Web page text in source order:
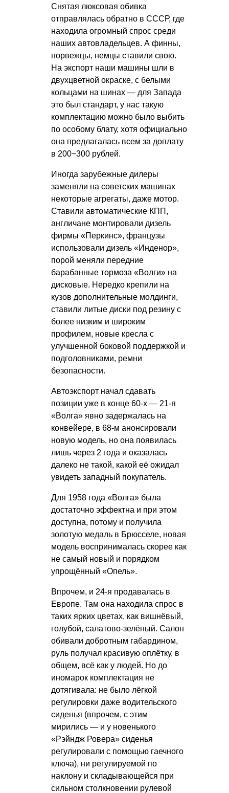
Снятая люксовая обивка
отправлялась обратно в СССР, где
находила огромный спрос среди
наших автовладельцев. А финны,
норвежцы, немцы ставили свою.
На экспорт наши машины шли в
двухцветной окраске, с белыми
кольцами на шинах — для Запада
это был стандарт, у нас такую
комплектацию можно было выбить
по особому блату, хотя официально
она предлагалась всем за доплату
в 200−300 рублей.
Иногда зарубежные дилеры
заменяли на советских машинах
некоторые агрегаты, даже мотор.
Ставили автоматические КПП,
англичане монтировали дизель
фирмы «Перкинс», французы
использовали дизель «Инденор»,
порой меняли передние
барабанные тормоза «Волги» на
дисковые. Нередко крепили на
кузов дополнительные молдинги,
ставили литые диски под резину с
более низким и широким
профилем, новые кресла с
улучшенной боковой поддержкой и
подголовниками, ремни
безопасности.
Автоэкспорт начал сдавать
позиции уже в конце 60-х — 21-я
«Волга» явно задержалась на
конвейере, в 68-м анонсировали
новую модель, но она появилась
лишь через 2 года и оказалась
далеко не такой, какой её ожидал
увидеть западный покупатель.
Для 1958 года «Волга» была
достаточно эффектна и при этом
доступна, потому и получила
золотую медаль в Брюсселе, новая
модель воспринималась скорее как
не самый новый и порядком
упрощённый «Опель».
Впрочем, и 24-я продавалась в
Европе. Там она находила спрос в
таких ярких цветах, как вишнёвый,
голубой, салатово-зелёный. Салон
обивали добротным габардином,
руль получал красивую оплётку, в
общем, всё как у людей. Но до
иномарок комплектация не
дотягивала: не было лёгкой
регулировки даже водительского
сиденья (впрочем, с этим
мирились — и у новенького
«Рэйндж Ровера» сиденья
регулировали с помощью гаечного
ключа), ни регулируемой по
наклону и складывающейся при
сильном столкновении рулевой